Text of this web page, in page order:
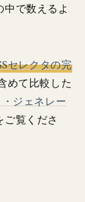
で数えるよ
セレクタの完
めて比較した
ジェネレー
ご覧くださ